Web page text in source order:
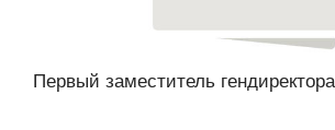
Первый заместитель